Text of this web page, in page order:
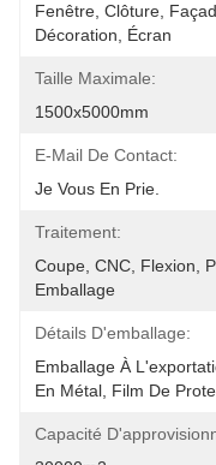
Fenêtre, Clôture,
Décoration, Écran
Taille Maximale:
1500x5000mm
E-Mail De Contact:
Je Vous En Prie.
Traitement:
Coupe, CNC, Flexion,
Emballage
Détails D'emballage:
Emballage À
En Métal, Film De
Capacité